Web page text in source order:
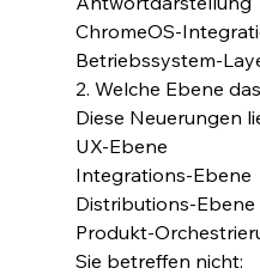
ChromeOS-
Betriebssystem-
2. Welche Ebene
Diese Neuerungen
UX-Ebene
Integrations-Ebene
Distributions-Ebene
Produkt-
Sie betreffen nicht: